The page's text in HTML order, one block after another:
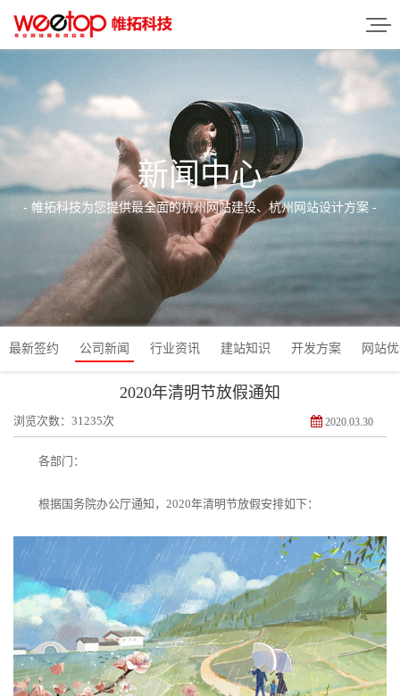
新闻中心
- 帷拓科技为您提供最全面的杭州网站建设、杭州网站设计方案 -
最新签约 公司新闻 行业资讯 建站知识 开发方案 网站
2020年清明节放假通知
2020.03.30
浏览次数：31235次
各部门：
根据国务院办公厅通知， 2020年清明节放假安排如下：